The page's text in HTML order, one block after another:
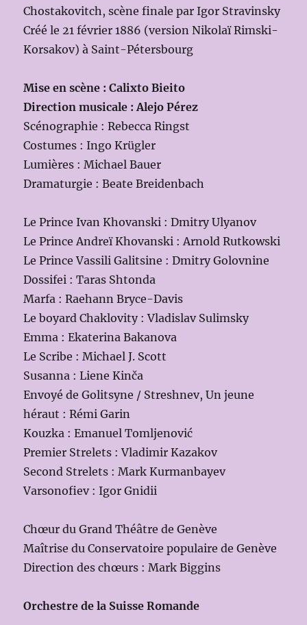
Chostakovitch, scène finale par Igor Stravinsky
Créé le 21 février 1886 (version Nikolaï Rimski-
Korsakov) à Saint-Pétersbourg
Mise en scène : Calixto Bieito
Direction musicale : Alejo Pérez
Scénographie : Rebecca Ringst
Costumes : Ingo Krügler
Lumières : Michael Bauer
Dramaturgie : Beate Breidenbach
Le Prince Ivan Khovanski : Dmitry Ulyanov
Le Prince Andreï Khovanski : Arnold Rutkowski
Le Prince Vassili Galitsine : Dmitry Golovnine
Dossifei : Taras Shtonda
Marfa : Raehann Bryce-Davis
Le boyard Chaklovity : Vladislav Sulimsky
Emma : Ekaterina Bakanova
Le Scribe : Michael J. Scott
Susanna : Liene Kinča
Envoyé de Golitsyne / Streshnev, Un jeune
héraut : Rémi Garin
Kouzka : Emanuel Tomljenović
Premier Strelets : Vladimir Kazakov
Second Strelets : Mark Kurmanbayev
Varsonofiev : Igor Gnidii
Chœur du Grand Théâtre de Genève
Maîtrise du Conservatoire populaire de Genève
Direction des chœurs : Mark Biggins
Orchestre de la Suisse Romande